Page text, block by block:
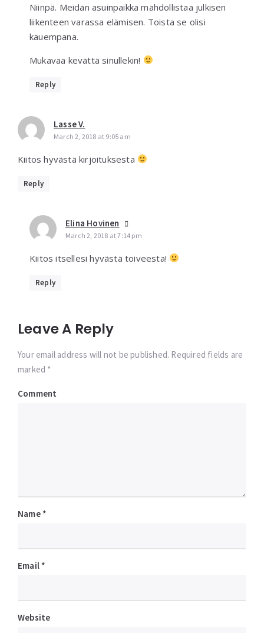
Niinpä. Meidän asuinpaikka mahdollistaa julkisen
liikenteen varassa elämisen. Toista se olisi
kauempana.
Mukavaa kevättä sinullekin!
Reply
Lasse V.
March 2, 2018 at 9:05 am
Kiitos hyvästä kirjoituksesta
Reply
Elina Hovinen
March 2, 2018 at 7:14 pm
Kiitos itsellesi hyvästä toiveesta!
Reply
Leave A Reply
Your email address will not be published. Required fields are
marked *
Comment
Name *
Email *
Website